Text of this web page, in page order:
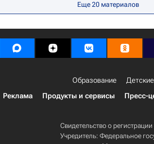
Еще20 материалов
Образование
Реклама Продукты и сервисы Пресс-
Свидетельство о
Учредитель: Федеральное